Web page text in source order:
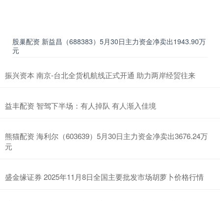
股巢配资 新益昌（688383）5月30日主力资金净卖出1943.90万
元
振兴资本 南京-台北全货机航线正式开通 助力两岸经贸往来
益丰配资 智驾下半场：有人掉队 有人渐入佳境
熊猫配资 海利尔（603639）5月30日主力资金净卖出3676.24万
元
盛金缘证券 2025年11月8日全国主要批发市场胡萝卜价格行情